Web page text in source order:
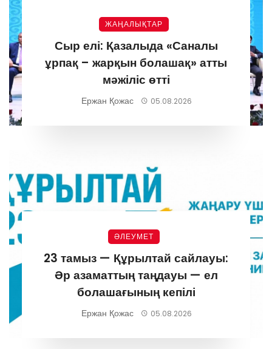
ЖАҢАЛЫҚТАР
Сыр елі: Қазалыда «Саналы
ұрпақ – жарқын болашақ» атты
мәжіліс өтті
Ержан Қожас 05.08.2026
ӘЛЕУМЕТ
23 тамыз — Құрылтай сайлауы:
Әр азаматтың таңдауы — ел
болашағының кепілі
Ержан Қожас 05.08.2026